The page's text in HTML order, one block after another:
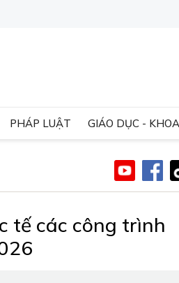
PHÁP LUẬT GIÁO DỤC -
tế các công trình